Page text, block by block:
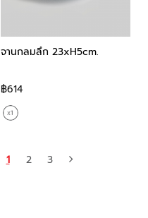
จานกลมลึก 23xH5cm.
฿614
1 2 3